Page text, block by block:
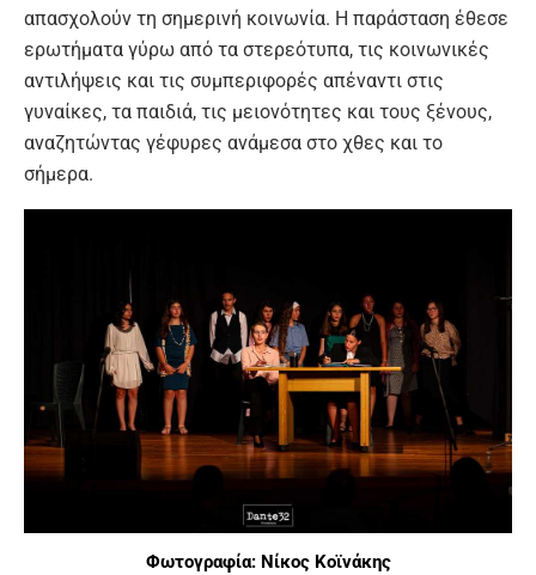
απασχολούν τη σημερινή κοινωνία. Η παράσταση έθεσε
ερωτήματα γύρω από τα στερεότυπα, τις κοινωνικές
αντιλήψεις και τις συμπεριφορές απέναντι στις
γυναίκες, τα παιδιά, τις μειονότητες και τους ξένους,
αναζητώντας γέφυρες ανάμεσα στο χθες και το
σήμερα.
Φωτογραφία: Νίκος Κοϊνάκης